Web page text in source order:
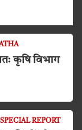
कृषि विभाग
SPECIAL REPORT